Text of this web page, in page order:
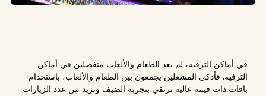
في أماكن الترفيه، لم يعد الطعام والألعاب منفصلين في أماكن
الترفيه. فأذكى المشغلين يجمعون بين الطعام والألعاب، باستخدام
باقات ذات قيمة عالية ترتقي بتجربة الضيف وتزيد من عدد الزيارات